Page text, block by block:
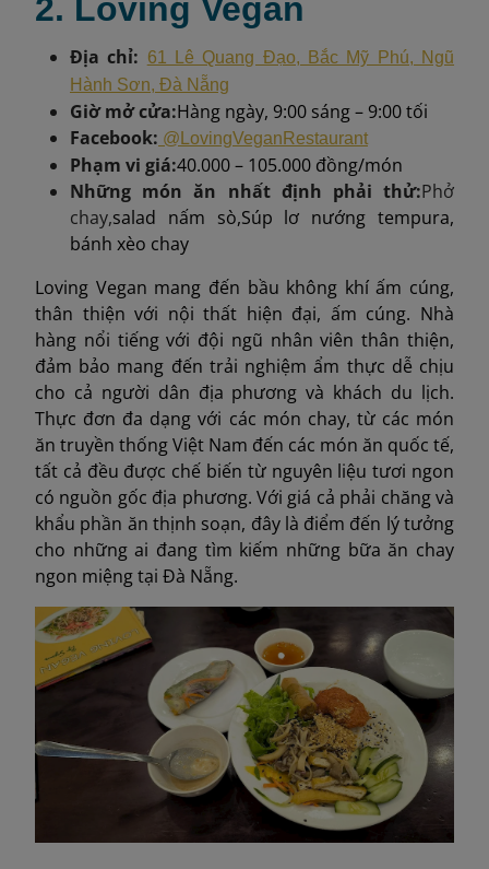
2. Loving Vegan
Địa chỉ: 61 Lê Quang Đạo, Bắc Mỹ Phú, Ngũ
Hành Sơn, Đà Nẵng
Giờ mở cửa:Hàng ngày, 9:00 sáng – 9:00 tối
Facebook: @LovingVeganRestaurant
Phạm vi giá:40.000 – 105.000 đồng/món
Những món ăn nhất định phải thử:Phở
chay,salad nấm sò,Súp lơ nướng tempura,
bánh xèo chay
Loving Vegan mang đến bầu không khí ấm cúng,
thân thiện với nội thất hiện đại, ấm cúng. Nhà
hàng nổi tiếng với đội ngũ nhân viên thân thiện,
đảm bảo mang đến trải nghiệm ẩm thực dễ chịu
cho cả người dân địa phương và khách du lịch.
Thực đơn đa dạng với các món chay, từ các món
ăn truyền thống Việt Nam đến các món ăn quốc tế,
tất cả đều được chế biến từ nguyên liệu tươi ngon
có nguồn gốc địa phương. Với giá cả phải chăng và
khẩu phần ăn thịnh soạn, đây là điểm đến lý tưởng
cho những ai đang tìm kiếm những bữa ăn chay
ngon miệng tại Đà Nẵng.